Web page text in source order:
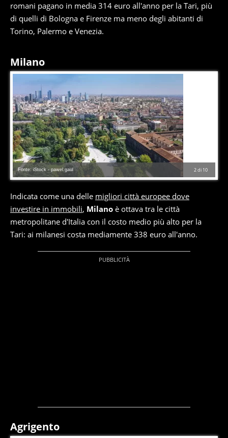
romani pagano in media 314 euro all'anno per la Tari, più
di quelli di Bologna e Firenze ma meno degli abitanti di
Torino, Palermo e Venezia.
Milano
2di 10
Fonte: iStock - pawel.gaul
Indicata come una delle migliori città europee dove
investire in immobili, Milano è ottava tra le città
metropolitane d'Italia con il costo medio più alto per la
Tari: ai milanesi costa mediamente 338 euro all'anno.
Agrigento